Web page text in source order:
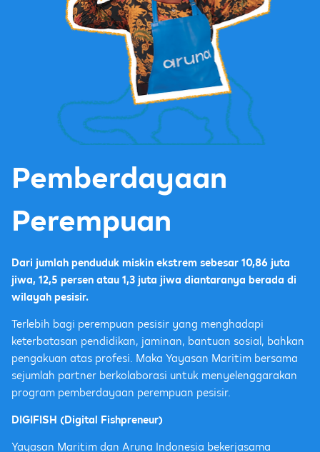
Pemberdayaan
Perempuan
Dari jumlah penduduk miskin ekstrem sebesar 10,86 juta
jiwa, 12,5 persen atau 1,3 juta jiwa diantaranya berada di
wilayah pesisir.
Terlebih bagi perempuan pesisir yang menghadapi
keterbatasan pendidikan, jaminan, bantuan sosial, bahkan
pengakuan atas profesi. Maka Yayasan Maritim bersama
sejumlah partner berkolaborasi untuk menyelenggarakan
program pemberdayaan perempuan pesisir.
DIGIFISH (Digital Fishpreneur)
Yayasan Maritim dan Aruna Indonesia bekerjasama